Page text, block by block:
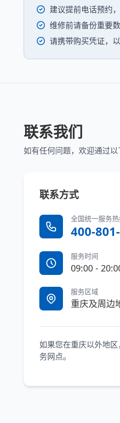
建议提前电话预约
维修前请备份重要
请携带购买凭证，
联系我们
如有任何问题，欢迎通过
联系方式
全国统一服务
400-
服务时间
09:00 -
服务区域
重庆及周边
如果您在重庆以外地
务网点。